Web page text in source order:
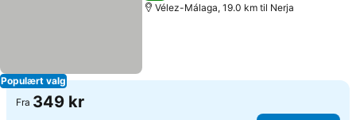
Populært valg
Vélez-Málaga, 19.0 km til Nerja
Fra 349 kr